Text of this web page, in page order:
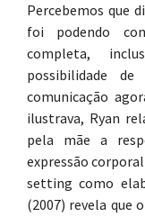
Percebemos que
foi podendo
completa,
possibilidade
comunicação
ilustrava, Ryan
pela mãe a
expressão
setting como
(2007) revela que